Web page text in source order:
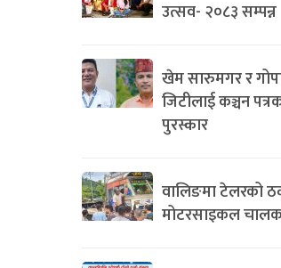
उत्सव- २०८३ सम्पन्न
खेम सारुमगर र
जिटीलाई कञ्चन
पुरस्कार
वालिङमा टेलरको
मोटरसाइकल